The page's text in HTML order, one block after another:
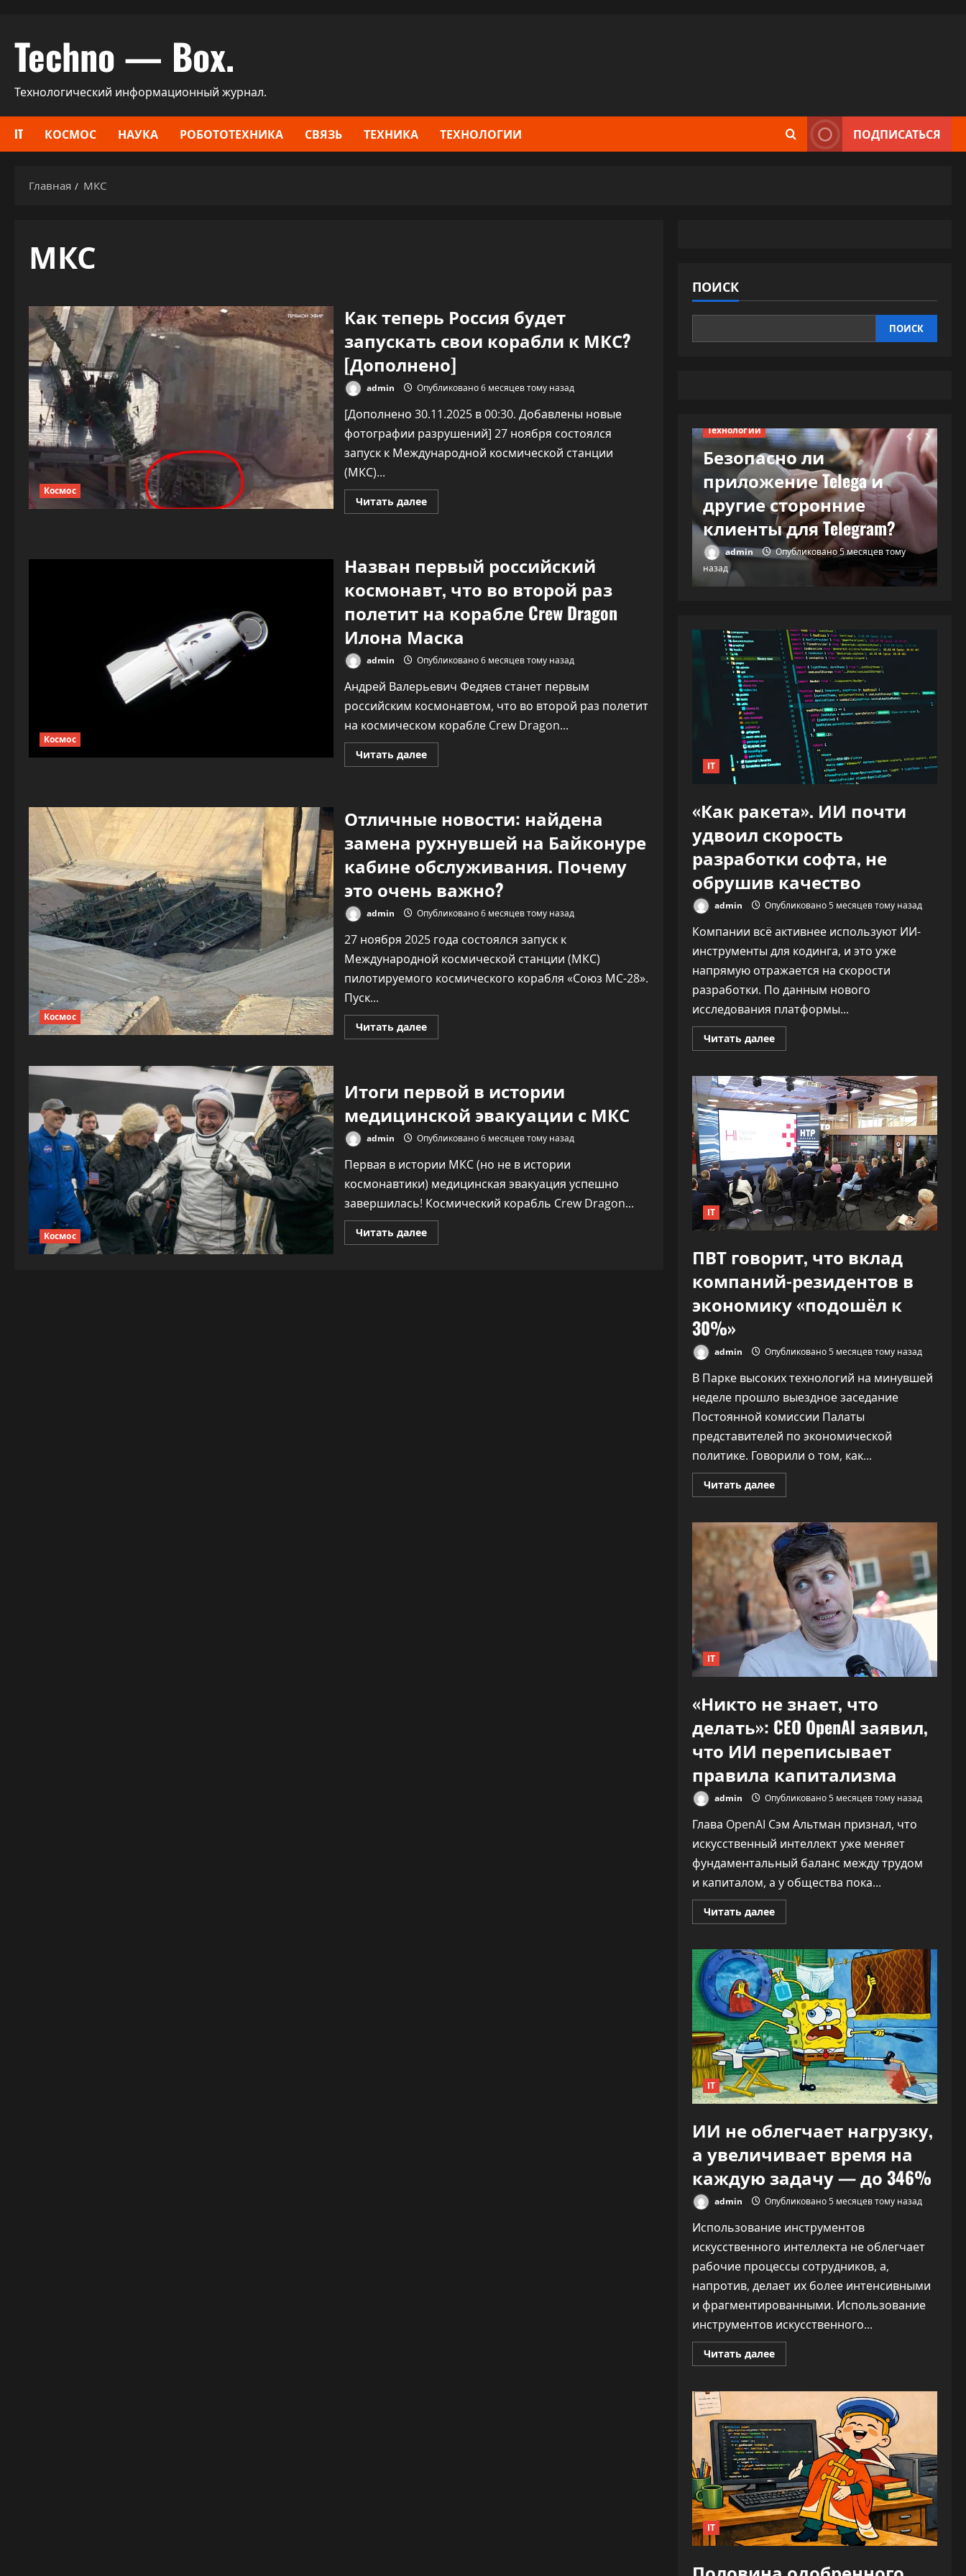
содержимому
Techno — Box.
Технологический информационный журнал.
IT КОСМОС НАУКА РОБОТОТЕХНИКА СВЯЗЬ ТЕХНИКА ТЕХНОЛОГИИ ПОДПИСАТЬСЯ
Главная МКС
МКС
Космос
Как теперь Россия будет
запускать свои корабли к МКС?
[Дополнено]
admin Опубликовано 6 месяцев тому назад
[Дополнено 30.11.2025 в 00:30. Добавлены новые
фотографии разрушений] 27 ноября состоялся
запуск к Международной космической станции
(МКС)...
Читать далееПрочитать
больше
будет
запускать
свои
корабли
к
МКС?
[Дополнено]
Космос
Назван первый российский
космонавт, что во второй раз
полетит на корабле Crew Dragon
Илона Маска
admin Опубликовано 6 месяцев тому назад
Андрей Валерьевич Федяев станет первым
российским космонавтом, что во второй раз полетит
на космическом корабле Crew Dragon...
Читать далееПрочитать
больше
космонавт,
что
второй
раз
полетит
на
корабле
Crew
Илона
Космос
Отличные новости: найдена
замена рухнувшей на Байконуре
кабине обслуживания. Почему
это очень важно?
admin Опубликовано 6 месяцев тому назад
27 ноября 2025 года состоялся запуск к
Международной космической станции (МКС)
пилотируемого космического корабля «Союз МС-28».
Пуск...
Читать далееПрочитать
больше
замена
рухнувшей
на
Байконуре
кабине
обслуживания.
Почему
очень
важно?
Космос
Итоги первой в истории
медицинской эвакуации с МКС
admin Опубликовано 6 месяцев тому назад
Первая в истории МКС (но не в истории
космонавтики) медицинская эвакуация успешно
завершилась! Космический корабль Crew Dragon...
Читать далееПрочитать
больше
ПОИСК
ПОИСК
Технологии
назад
Технологии
Безопасно ли
приложение Telega и
другие сторонние
клиенты для Telegram?
admin
Опубликовано 5 месяцев тому
назад
IT
«Как ракета». ИИ почти
удвоил скорость
разработки софта, не
обрушив качество
admin Опубликовано 5 месяцев тому назад
Компании всё активнее используют ИИ-
инструменты для кодинга, и это уже
напрямую отражается на скорости
разработки. По данным нового
исследования платформы...
Читать далееПрочитать
больше
ракета».
ИИ
почти
удвоил
скорость
разработки
софта,
обрушив
качество
IT
ПВТ говорит, что вклад
компаний-резидентов в
экономику «подошёл к
30%»
admin Опубликовано 5 месяцев тому назад
В Парке высоких технологий на минувшей
неделе прошло выездное заседание
Постоянной комиссии Палаты
представителей по экономической
политике. Говорили о том, как...
Читать далееПрочитать
больше
говорит,
что
вклад
компаний-
резидентов
в
экономику
«подошёл
к
30%»
IT
«Никто не знает, что
делать»: CEO OpenAI заявил,
что ИИ переписывает
правила капитализма
admin Опубликовано 5 месяцев тому назад
Глава OpenAI Сэм Альтман признал, что
искусственный интеллект уже меняет
фундаментальный баланс между трудом
и капиталом, а у общества пока...
Читать далееПрочитать
больше
не
знает,
что
делать»:
CEO
OpenAI
заявил,
что
ИИ
переписывает
правила
капитализма
IT
ИИ не облегчает нагрузку,
а увеличивает время на
каждую задачу — до 346%
admin Опубликовано 5 месяцев тому назад
Использование инструментов
искусственного интеллекта не облегчает
рабочие процессы сотрудников, а,
напротив, делает их более интенсивными
и фрагментированными. Использование
инструментов искусственного...
Читать далееПрочитать
больше
не
а
увеличивает
на
каждую
задачу
—
до
346%
IT